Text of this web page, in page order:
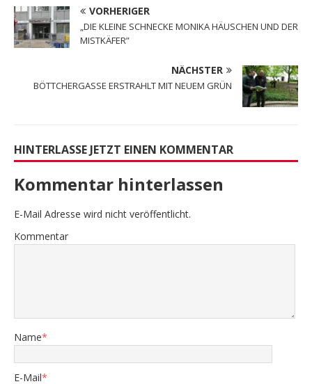
VORHERIGER
„DIE KLEINE SCHNECKE MONIKA HÄUSCHEN UND DER
MISTKÄFER”
NÄCHSTER
BÖTTCHERGASSE ERSTRAHLT MIT NEUEM GRÜN
HINTERLASSE JETZT EINEN KOMMENTAR
Kommentar hinterlassen
E-Mail Adresse wird nicht veröffentlicht.
Kommentar
Name*
E-Mail*